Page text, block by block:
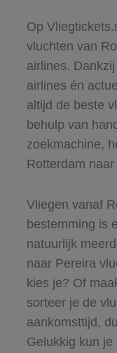
Op
vluchten van
airlines.
airlines én
altijd de beste
behulp van
zoekmachine,
Rotterdam
Vliegen vanaf
bestemming is
natuurlijk
naar Pereira
kies je? Of
sorteer je de
aankomsttijd,
Gelukkig kun